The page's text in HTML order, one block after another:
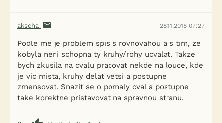
akscha 28.11.2018 07:27
Podle me je problem spis s rovnovahou a s tim, ze
kobyla neni schopna ty kruhy/rohy ucvalat. Takze
bych zkusila na cvalu pracovat nekde na louce, kde
je vic mista, kruhy delat vetsi a postupne
zmensovat. Snazit se o pomaly cval a postupne
take korektne pristavovat na spravnou stranu.